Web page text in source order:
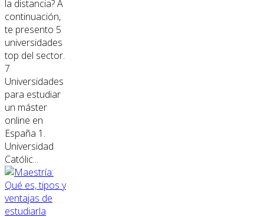
la distancia? A
continuación,
te presento 5
universidades
top del sector.
7
Universidades
para estudiar
un máster
online en
España 1.
Universidad
Católic...